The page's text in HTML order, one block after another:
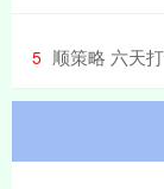
5 顺策略 六天